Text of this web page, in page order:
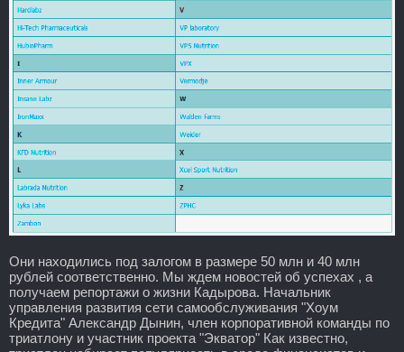
Они находились под залогом в размере 50 млн и 40 млн
рублей соответственно. Мы ждем новостей об успехах , а
получаем репортажи о жизни Кадырова. Начальник
управления развития сети самообслуживания "Хоум
Кредита" Александр Дынин, член корпоративной команды по
триатлону и участник проекта "Экватор" Как известно,